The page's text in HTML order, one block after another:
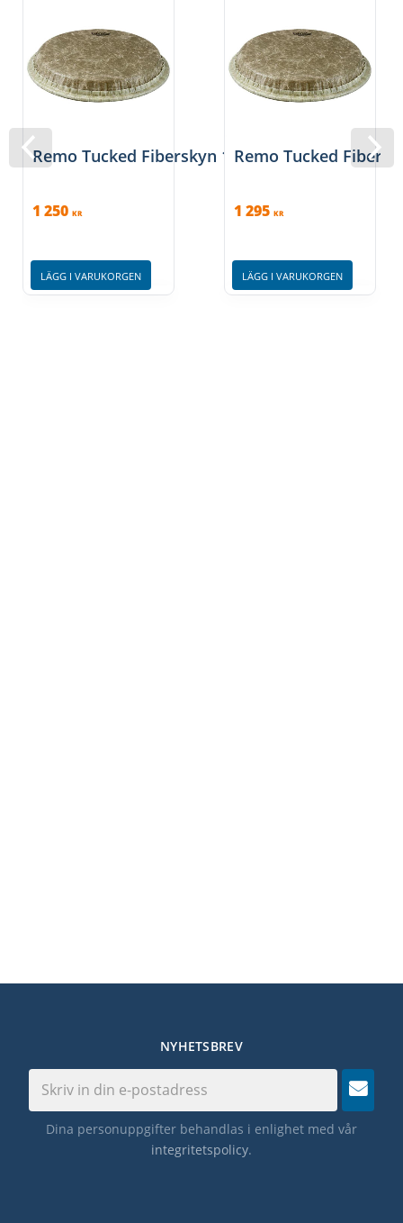
Remo Tucked Fiberskyn 10″ Conga Head
1 250 KR
LÄGG I VARUKORGEN
Remo Tucked
1 295 KR
LÄGG I VARUKORGEN
NYHETSBREV
Dina personuppgifter behandlas i enlighet med vår
integritetspolicy.